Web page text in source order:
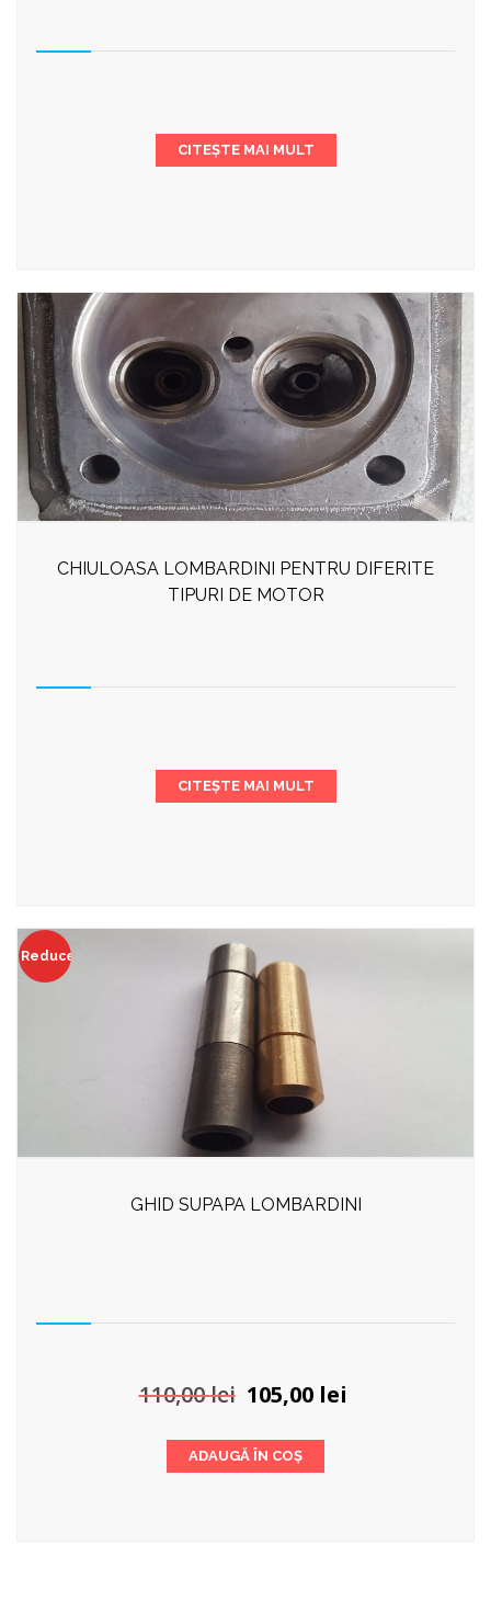
CITEȘTE MAI MULT
CHIULOASA LOMBARDINI PENTRU DIFERITE
TIPURI DE MOTOR
CITEȘTE MAI MULT
Reduceri!
GHID SUPAPA LOMBARDINI
110,00lei Prețul
a
fost:
105,00 lei
ADAUGĂ ÎN COȘ